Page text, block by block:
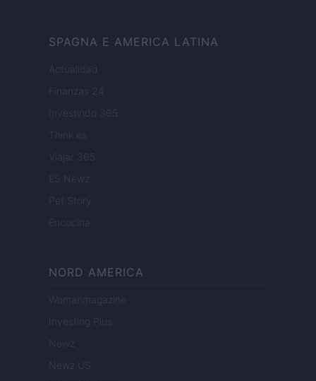
SPAGNA E AMERICA LATINA
Actualidad
Finanzas 24
Investindo 365
Think.es
Viajar 365
ES Newz
Pet Story
Encocina
NORD AMERICA
Womanmagazine
Investing Plus
Newz
Newz US